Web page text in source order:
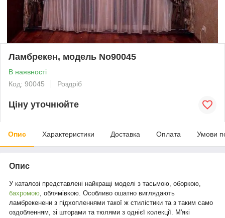
Ламбрекен, модель No90045
В наявності
Код: 90045
Роздріб
Ціну уточнюйте
Опис Характеристики Доставка Оплата Умови
Опис
У каталозі представлені найкращі моделі з тасьмою, оборкою,
бахромою , облямівкою. Особливо ошатно виглядають
ламбрекенени з підхопленнями такої ж стилістики та з таким само
оздобленням, зі шторами та тюлями з однієї колекції. М'які